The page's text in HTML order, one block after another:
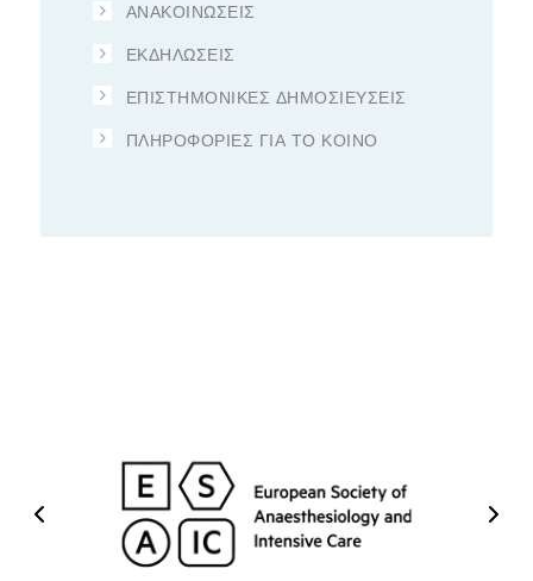
ΑΝΑΚΟΙΝΩΣΕΙΣ
ΕΚΔΗΛΩΣΕΙΣ
ΕΠΙΣΤΗΜΟΝΙΚΕΣ ΔΗΜΟΣΙΕΥΣΕΙΣ
ΠΛΗΡΟΦΟΡΙΕΣ ΓΙΑ ΤΟ ΚΟΙΝΟ